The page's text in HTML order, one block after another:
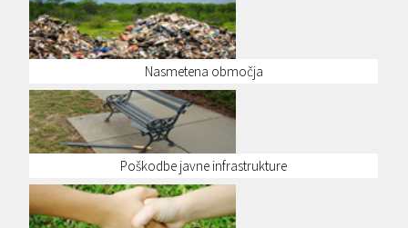
Nasmetena območja
Poškodbe javne infrastrukture